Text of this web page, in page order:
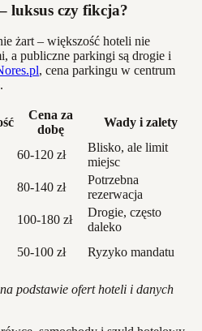
luksus czy fikcja?
żart – większość hoteli nie
a publiczne parkingi są drogie i
, cena parkingu w centrum
Cena za
dobę
Wady i zalety
60-120 zł
Blisko, ale limit
miejsc
80-140 zł
Potrzebna
rezerwacja
100-180 zł
Drogie, często
daleko
50-100 zł Ryzyko mandatu
podstawie ofert hoteli i danych